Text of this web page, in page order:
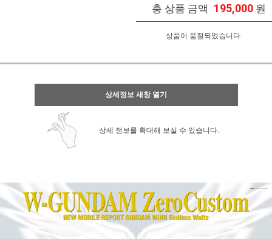
총 상품 금액 195,000 원
상품이 품절되었습니다.
상세정보 새창 열기
상세 정보를 확대해 보실 수 있습니다.